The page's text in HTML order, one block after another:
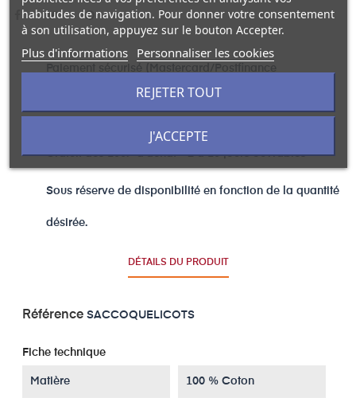
Card/Twint/Visa)
Livraison en Suisse uniquement
Gratuit dès 100.- d'achat - 2 à 10 jours ouvrables
Sous réserve de disponibilité en fonction de la quantité
désirée.
DÉTAILS DU PRODUIT
Référence SACCOQUELICOTS
Fiche technique
Matière 100 % Coton
habitudes de navigation. Pour donner votre consentement
à son utilisation, appuyez sur le bouton Accepter.
Plus d'informations Personnaliser les cookies
REJETER TOUT
J'ACCEPTE